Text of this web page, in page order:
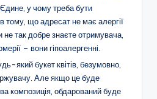
у чому треба бути
тому, що адресат не має алергії
так добре знаєте отримувача,
– вони гіпоалергенні.
який букет квітів, безумовно,
Але якщо це буде
композиція, обдарований буде